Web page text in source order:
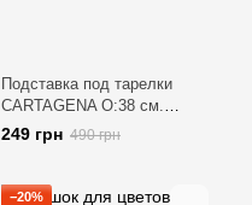
Подставка под тарелки
CARTAGENA O:38 см.
1000456354
249 грн 490 грн
−20%